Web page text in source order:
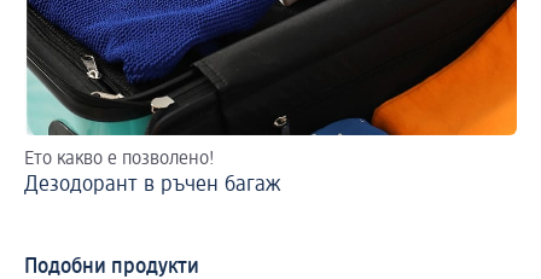
Ето какво е позволено!
Дезодорант в ръчен багаж
Подобни продукти